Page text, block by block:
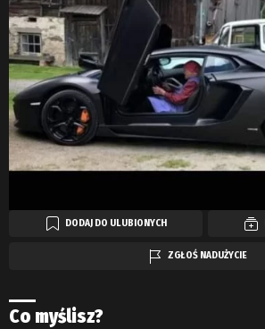
DODAJ DO ULUBIONYCH
ZGŁOŚ NADUŻYCIE
Co myślisz?